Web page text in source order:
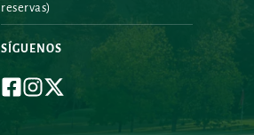
reservas)
SÍGUENOS